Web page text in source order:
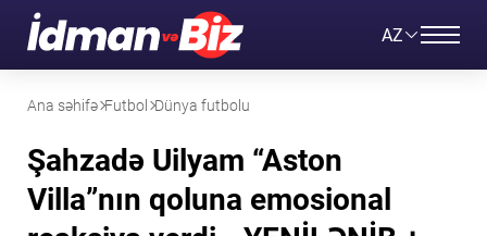
AZ
Ana səhifə Futbol Dünya futbolu
Şahzadə Uilyam “Aston
Villa”nın qoluna emosional